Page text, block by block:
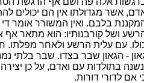
אשר מגדולתו אין הם יכולים
בלבם. ואין המשורר אומר
ושל קורבנותיו: הוא מתאר אף
עם עלית הרשע ולאחר מפלתו.
- הגאון שבר בצדו. שבר בלתי
בתולדות עם ואדם, על כן
אם לדורי דורות.